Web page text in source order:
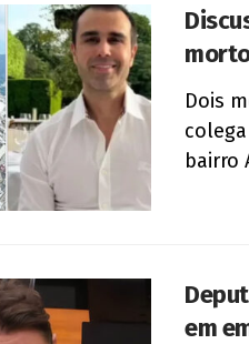
Dois
bairro
em